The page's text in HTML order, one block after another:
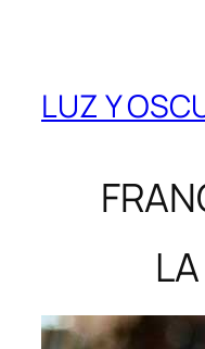
LUZ Y